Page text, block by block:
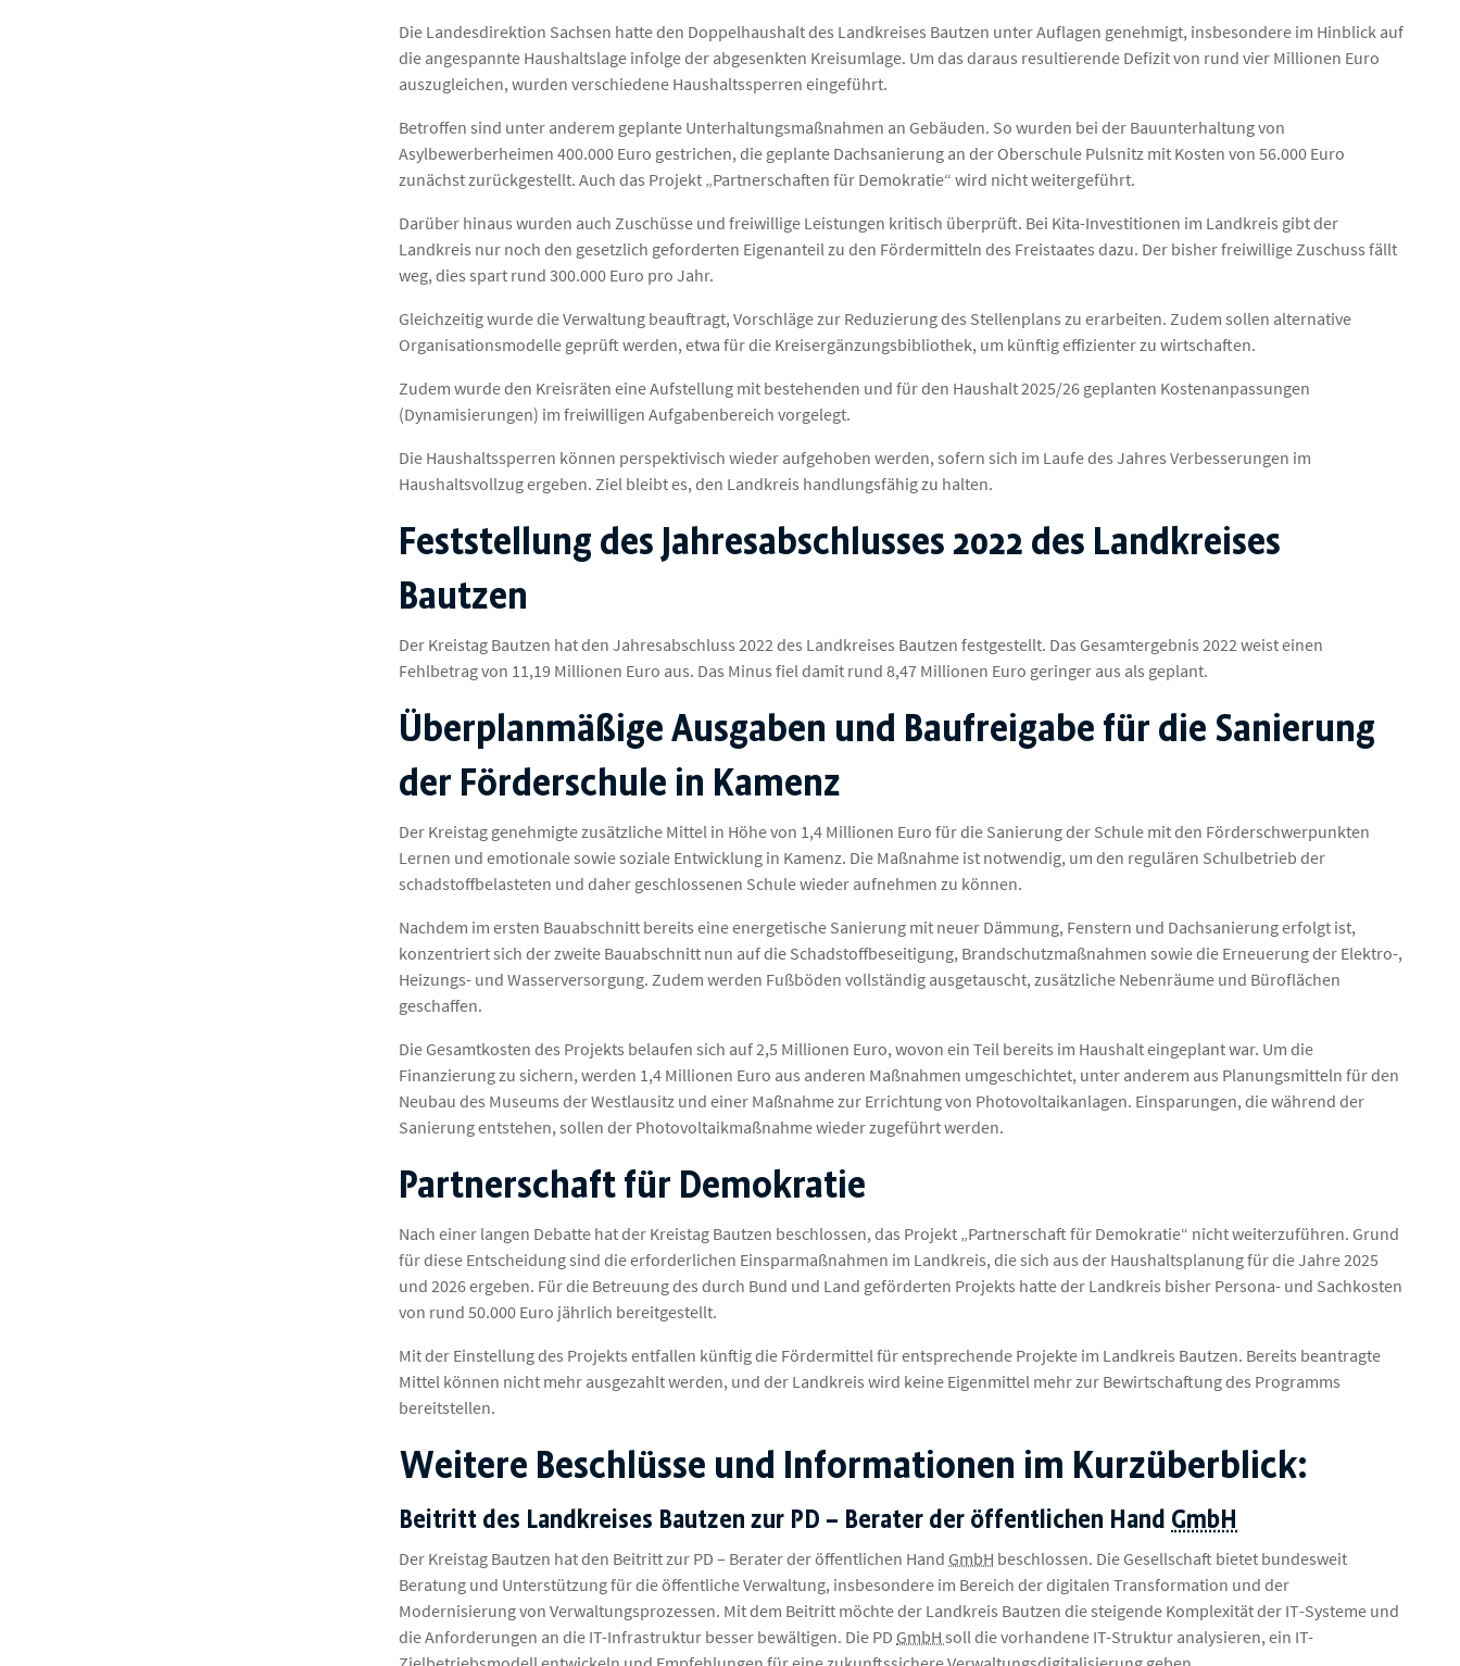
Die Landesdirektion Sachsen hatte den Doppelhaushalt des Landkreises Bautzen unter Auflagen genehmigt, insbesondere im Hinblick auf
die angespannte Haushaltslage infolge der abgesenkten Kreisumlage. Um das daraus resultierende Defizit von rund vier Millionen Euro
auszugleichen, wurden verschiedene Haushaltssperren eingeführt.
Betroffen sind unter anderem geplante Unterhaltungsmaßnahmen an Gebäuden. So wurden bei der Bauunterhaltung von
Asylbewerberheimen 400.000 Euro gestrichen, die geplante Dachsanierung an der Oberschule Pulsnitz mit Kosten von 56.000 Euro
zunächst zurückgestellt. Auch das Projekt „Partnerschaften für Demokratie“ wird nicht weitergeführt.
Darüber hinaus wurden auch Zuschüsse und freiwillige Leistungen kritisch überprüft. Bei Kita-Investitionen im Landkreis gibt der
Landkreis nur noch den gesetzlich geforderten Eigenanteil zu den Fördermitteln des Freistaates dazu. Der bisher freiwillige Zuschuss fällt
weg, dies spart rund 300.000 Euro pro Jahr.
Gleichzeitig wurde die Verwaltung beauftragt, Vorschläge zur Reduzierung des Stellenplans zu erarbeiten. Zudem sollen alternative
Organisationsmodelle geprüft werden, etwa für die Kreisergänzungsbibliothek, um künftig effizienter zu wirtschaften.
Zudem wurde den Kreisräten eine Aufstellung mit bestehenden und für den Haushalt 2025/26 geplanten Kostenanpassungen
(Dynamisierungen) im freiwilligen Aufgabenbereich vorgelegt.
Die Haushaltssperren können perspektivisch wieder aufgehoben werden, sofern sich im Laufe des Jahres Verbesserungen im
Haushaltsvollzug ergeben. Ziel bleibt es, den Landkreis handlungsfähig zu halten.
Feststellung des Jahresabschlusses 2022 des Landkreises
Bautzen
Der Kreistag Bautzen hat den Jahresabschluss 2022 des Landkreises Bautzen festgestellt. Das Gesamtergebnis 2022 weist einen
Fehlbetrag von 11,19 Millionen Euro aus. Das Minus fiel damit rund 8,47 Millionen Euro geringer aus als geplant.
Überplanmäßige Ausgaben und Baufreigabe für die Sanierung
der Förderschule in Kamenz
Der Kreistag genehmigte zusätzliche Mittel in Höhe von 1,4 Millionen Euro für die Sanierung der Schule mit den Förderschwerpunkten
Lernen und emotionale sowie soziale Entwicklung in Kamenz. Die Maßnahme ist notwendig, um den regulären Schulbetrieb der
schadstoffbelasteten und daher geschlossenen Schule wieder aufnehmen zu können.
Nachdem im ersten Bauabschnitt bereits eine energetische Sanierung mit neuer Dämmung, Fenstern und Dachsanierung erfolgt ist,
konzentriert sich der zweite Bauabschnitt nun auf die Schadstoffbeseitigung, Brandschutzmaßnahmen sowie die Erneuerung der Elektro-,
Heizungs- und Wasserversorgung. Zudem werden Fußböden vollständig ausgetauscht, zusätzliche Nebenräume und Büroflächen
geschaffen.
Die Gesamtkosten des Projekts belaufen sich auf 2,5 Millionen Euro, wovon ein Teil bereits im Haushalt eingeplant war. Um die
Finanzierung zu sichern, werden 1,4 Millionen Euro aus anderen Maßnahmen umgeschichtet, unter anderem aus Planungsmitteln für den
Neubau des Museums der Westlausitz und einer Maßnahme zur Errichtung von Photovoltaikanlagen. Einsparungen, die während der
Sanierung entstehen, sollen der Photovoltaikmaßnahme wieder zugeführt werden.
Partnerschaft für Demokratie
Nach einer langen Debatte hat der Kreistag Bautzen beschlossen, das Projekt „Partnerschaft für Demokratie“ nicht weiterzuführen. Grund
für diese Entscheidung sind die erforderlichen Einsparmaßnahmen im Landkreis, die sich aus der Haushaltsplanung für die Jahre 2025
und 2026 ergeben. Für die Betreuung des durch Bund und Land geförderten Projekts hatte der Landkreis bisher Persona- und Sachkosten
von rund 50.000 Euro jährlich bereitgestellt.
Mit der Einstellung des Projekts entfallen künftig die Fördermittel für entsprechende Projekte im Landkreis Bautzen. Bereits beantragte
Mittel können nicht mehr ausgezahlt werden, und der Landkreis wird keine Eigenmittel mehr zur Bewirtschaftung des Programms
bereitstellen.
Weitere Beschlüsse und Informationen im Kurzüberblick:
Beitritt des Landkreises Bautzen zur PD – Berater der öffentlichen Hand GmbH
Der Kreistag Bautzen hat den Beitritt zur PD – Berater der öffentlichen Hand GmbH beschlossen. Die Gesellschaft bietet bundesweit
Beratung und Unterstützung für die öffentliche Verwaltung, insbesondere im Bereich der digitalen Transformation und der
Modernisierung von Verwaltungsprozessen. Mit dem Beitritt möchte der Landkreis Bautzen die steigende Komplexität der IT-Systeme und
die Anforderungen an die IT-Infrastruktur besser bewältigen. Die PD GmbH soll die vorhandene IT-Struktur analysieren, ein IT-